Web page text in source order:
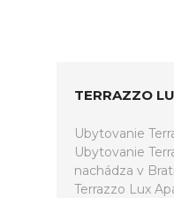
TERRAZZO
Ubytovanie
Ubytovanie
nachádza v
Terrazzo Lux